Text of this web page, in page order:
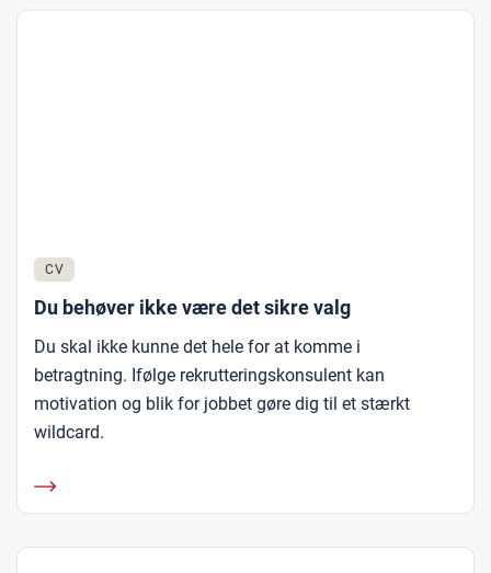
CV
Du behøver ikke være det sikre valg
Du skal ikke kunne det hele for at komme i
betragtning. Ifølge rekrutteringskonsulent kan
motivation og blik for jobbet gøre dig til et stærkt
wildcard.